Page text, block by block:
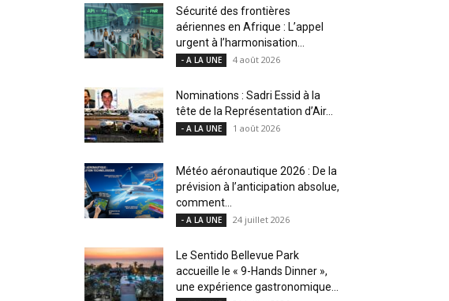
Sécurité des frontières
aériennes en Afrique : L’appel
urgent à l’harmonisation...
- A LA UNE 4 août 2026
Nominations : Sadri Essid à la
tête de la Représentation d’Air...
- A LA UNE 1 août 2026
Météo aéronautique 2026 : De la
prévision à l’anticipation absolue,
comment...
- A LA UNE 24 juillet 2026
Le Sentido Bellevue Park
accueille le « 9-Hands Dinner »,
une expérience gastronomique...